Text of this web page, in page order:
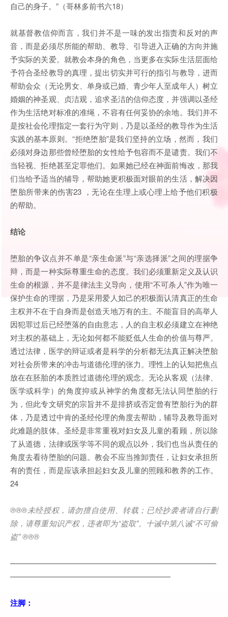
自己的身子。”（哥林多前书六18）
就基督教信仰而言，我们并不是一味的发出指责和反对的声
音，而是必须尽所能的帮助、教导、引导进入正确的方向并施
予实际的关爱。就教会本身的角色，当更多在实际生活层面给
予符合圣经教导的真理，提出切实并可行的指引与教导，进而
帮助会众（无论男女、单身或已婚、青少年人至成年人）树立
婚姻的神圣观、贞洁观，追求圣洁的信仰态度，并强调以圣经
作为生活绝对标准的准绳，不容有任何妥协的余地。我们并不
是按社会伦理指定一套行为守则，乃是以圣经的教导作为生活
实践的基本原则。“拒绝堕胎”是我们坚持的立场，然而，我们
必须对身边那些曾经堕胎的女性给予包容而不是谴责。我们不
当轻视、拒绝甚至定罪他们。如果她已经在神面前悔改，那我
们当给予适当的辅导，帮助她更积极面对眼前的生活，解决因
堕胎所带来的伤害23 ，无论在生理上或心理上给予他们积极
的帮助。
结论
堕胎的争议点并不单是“亲生命派”与“亲选择派”之间的理据争
辩，而是一种实际尊重生命的态度。我们必须重新定义及认识
生命的根源，并不是律法主义导向，使用“不可杀人”作为唯一
保护生命的理据，乃是采用爱人如己的积极面认清真正的生命
主权并不在于自身而是创造天地万有的主。不能盲目的高举人
因犯罪过后已经堕落的自由意志，人的自主权必须建立在神绝
对主权的基础上，无论如何都不能贬低人生命的价值与尊严。
透过法律，医学的辩证或者是科学的分析都无法真正解决堕胎
对社会所带来的冲击与道德伦理的张力。理性上的认知把焦点
放在在胚胎的本质胜过道德伦理的观念。无论从客观（法律、
医学或科学）的角度抑或从神学的角度都无法认同堕胎的行
为，但此专文研究的宗旨并不是排挤或否定曾有堕胎行为的群
体，乃是透过中肯的圣经伦理的角度去帮助，辅导及教导面对
此难题的肢体。圣经是非常重视对妇女及儿童的看顾，所以除
了从道德，法律或医学等不同的观点以外，我们也当从责任的
角度去看待堕胎的问题。教会不应当推卸责任，让妇女承担所
有的责任，而是应该承担起妇女及儿童的照顾和教养的工作。
24
®®®未经授权，请勿擅自使用、转载；已经抄袭者请自行删
除，请尊重知识产权，违者即为“盗取”。十诫中第八诫“不可偷
盗” ®®®
———————————————————————————
—————————————————————
注脚：